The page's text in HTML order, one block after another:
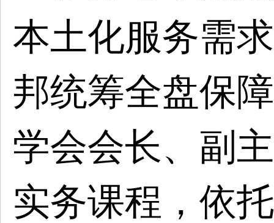
本土化服务需
邦统筹全盘保
学会会长、副
实务课程，依